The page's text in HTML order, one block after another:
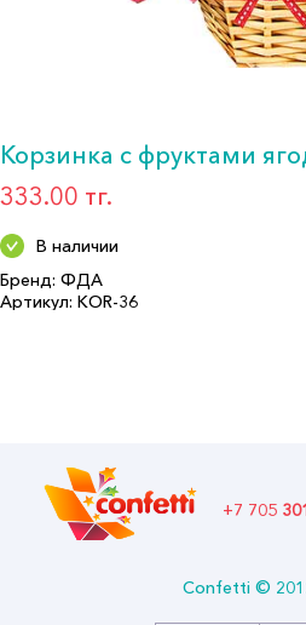
Корзинка с фруктами
333.00 тг.
В наличии
Бренд: ФДА
Артикул: KOR-36
+7 705
Confetti ©